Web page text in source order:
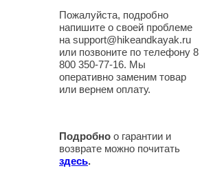
Пожалуйста, подробно
напишите о своей проблеме
на support@hikeandkayak.ru
или позвоните по телефону 8
800 350-77-16. Мы
оперативно заменим товар
или вернем оплату.
Подробно о гарантии и
возврате можно почитать
здесь.